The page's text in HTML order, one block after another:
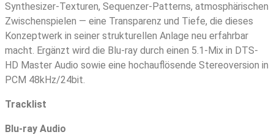
Synthesizer-Texturen, Sequenzer-Patterns, atmosphärischen
Zwischenspielen — eine Transparenz und Tiefe, die dieses
Konzeptwerk in seiner strukturellen Anlage neu erfahrbar
macht. Ergänzt wird die Blu-ray durch einen 5.1-Mix in DTS-
HD Master Audio sowie eine hochauflösende Stereoversion in
PCM 48kHz/24bit.
Tracklist
Blu-ray Audio